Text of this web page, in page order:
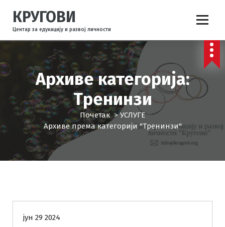
ч
н
а
ж
КРУГОВИ
Центар за едукацију и развој личности
Архиве категорија:
Тренинзи
Почетак>УСЛУГЕ
Архиве према категорији "Тренинзи"
јун 29 2024